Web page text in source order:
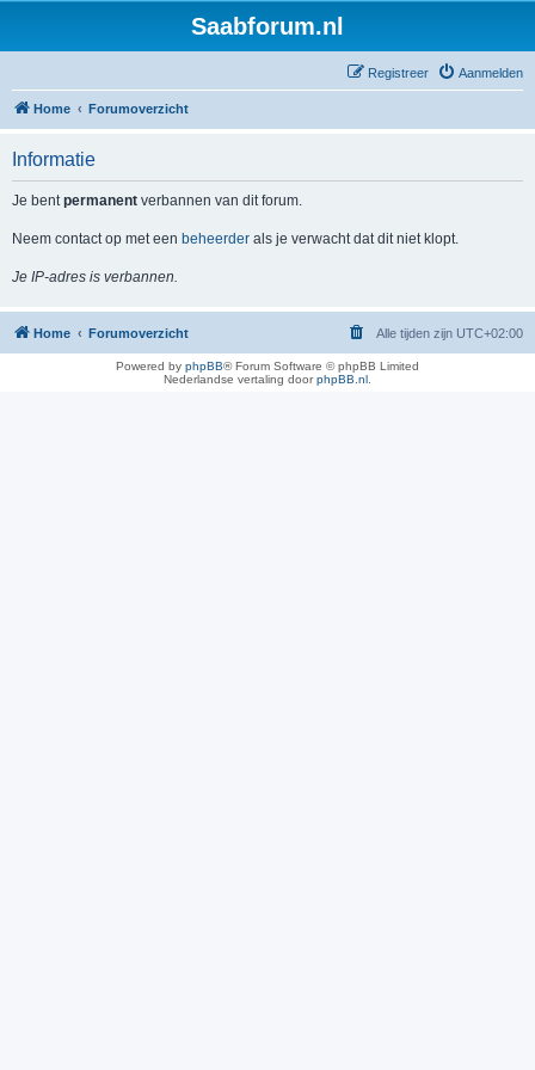
Saabforum.nl
Aanmelden
Registreer
Home Forumoverzicht
Informatie
Je bentpermanent verbannen van dit forum.
Neem contact op met een beheerder als je verwacht dat dit niet klopt.
Je IP-adres is verbannen.
Home Forumoverzicht Alle tijden zijn UTC+02:00
Powered by phpBB® Forum Software © phpBB Limited
Nederlandse vertaling doorphpBB.nl